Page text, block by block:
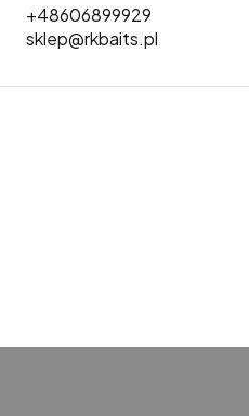
+48606899929
sklep@rkbaits.pl